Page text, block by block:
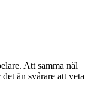
Att samma nål
än svårare att veta